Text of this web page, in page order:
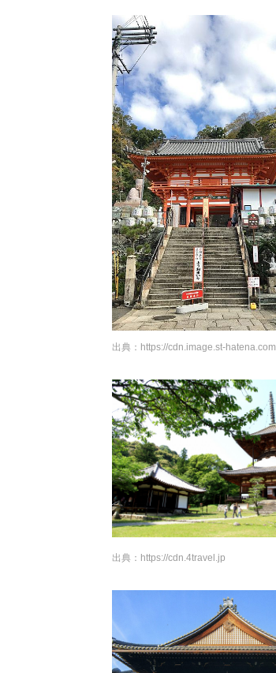
出典： https://cdn.image.st-hatena.com
出典： https://cdn.4travel.jp